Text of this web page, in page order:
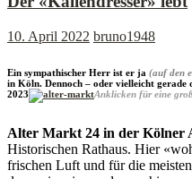
10. April 2022 bruno1948
Ein sympathischer Herr ist er ja (auf den
in Köln. Dennoch – oder vielleicht gerade
2023
Anklicken für eine
Alter Markt 24 in der Kölner
Historischen Rathaus. Hier
frischen Luft und für die